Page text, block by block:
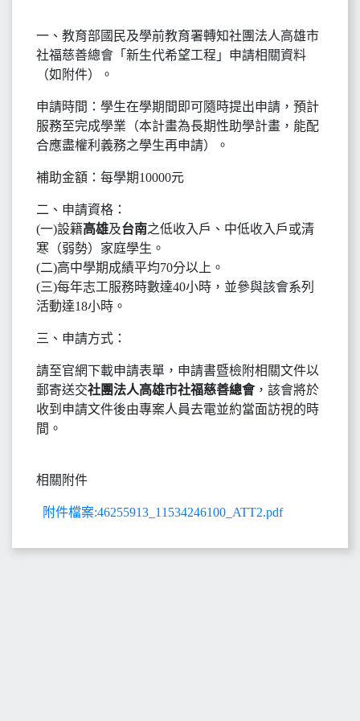
一、教育部國民及學前教育署轉知社團法人高雄市
社福慈善總會「新生代希望工程」申請相關資料
（如附件）。
申請時間：學生在學期間即可隨時提出申請，預計
服務至完成學業（本計畫為長期性助學計畫，能配
合應盡權利義務之學生再申請）。
補助金額：每學期10000元
二、申請資格：
(一)設籍高雄及台南之低收入戶、中低收入戶或清
寒（弱勢）家庭學生。
(二)高中學期成績平均70分以上。
(三)每年志工服務時數達40小時，並參與該會系列
活動達18小時。
三、申請方式：
請至官網下載申請表單，申請書暨檢附相關文件以
郵寄送交社團法人高雄市社福慈善總會，該會將於
收到申請文件後由專案人員去電並約當面訪視的時
間。
相關附件
附件檔案:46255913_11534246100_ATT2.pdf